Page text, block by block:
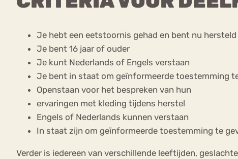
Je hebt een eetstoornis gehad en bent nu hersteld
Je bent 16 jaar of ouder
Je kunt Nederlands of Engels verstaan
Je bent in staat om geïnformeerde toestemming
Openstaan voor het bespreken van hun
ervaringen met kleding tijdens herstel
Engels of Nederlands kunnen verstaan
In staat zijn om geïnformeerde toestemming te
Verder is iedereen van verschillende leeftijden,